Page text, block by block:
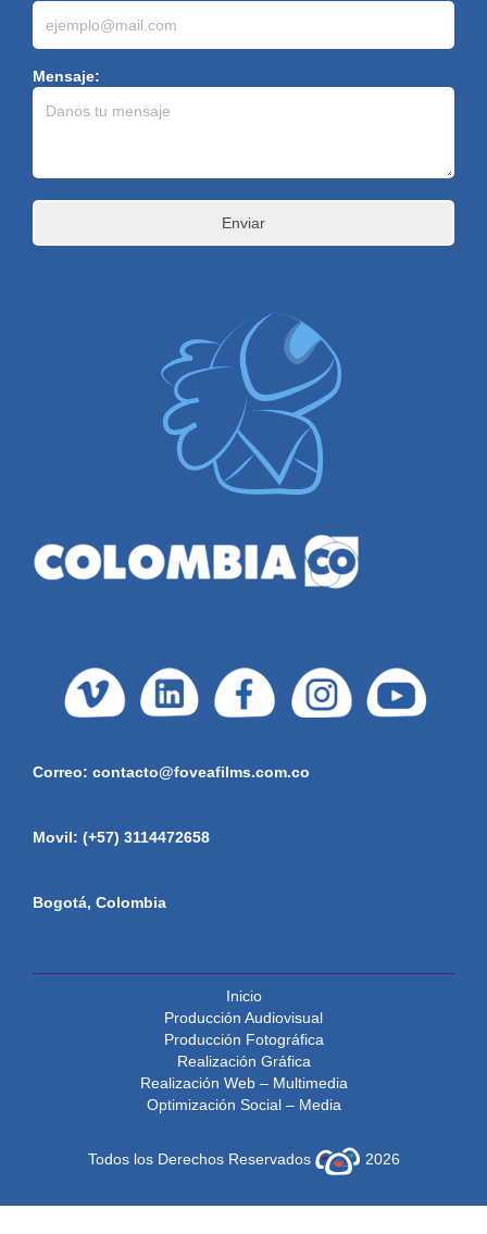
Mensaje:
Correo: contacto@foveafilms.com.co
Movil: (+57) 3114472658
Bogotá, Colombia
Inicio
Producción Audiovisual
Producción Fotográfica
Realización Gráfica
Realización Web – Multimedia
Optimización Social – Media
Todos los Derechos Reservados 2026